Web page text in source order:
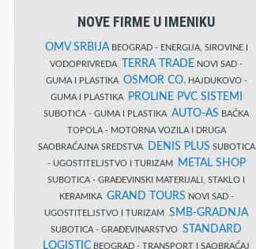
NOVE FIRME U IMENIKU
OMV SRBIJABEOGRAD - ENERGIJA, SIROVINE I
VODOPRIVREDA
TERRA TRADE NOVI SAD -
GUMA I PLASTIKA OSMOR CO.HAJDUKOVO -
GUMA I PLASTIKA
PROLINE PVC SISTEMI
SUBOTICA - GUMA I PLASTIKA AUTO-AS BAČKA
TOPOLA - MOTORNA VOZILA I DRUGA
SAOBRAĆAJNA SREDSTVA
DENIS PLUS SUBOTICA
- UGOSTITELJSTVO I TURIZAM
METAL SHOP
SUBOTICA - GRAĐEVINSKI MATERIJALI, STAKLO I
KERAMIKA GRAND TOURS NOVI SAD -
UGOSTITELJSTVO I TURIZAM SMB-GRADNJA
SUBOTICA - GRAĐEVINARSTVO STANDARD
LOGISTIC BEOGRAD - TRANSPORT I SAOBRAĆAJ